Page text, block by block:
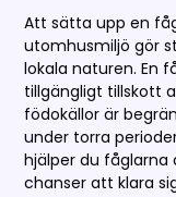
Att sätta upp en
utomhusmiljö gör
lokala naturen. En
tillgängligt tillskott
födokällor är
under torra
hjälper du fåglarna
chanser att klara